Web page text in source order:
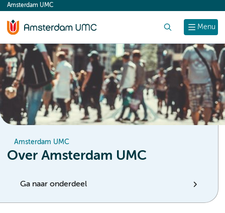
content
Menu
Amsterdam UMC
Amsterdam UMC
Over Amsterdam UMC
Ga naar onderdeel